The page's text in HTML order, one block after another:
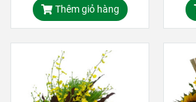
Thêm giỏ hàng